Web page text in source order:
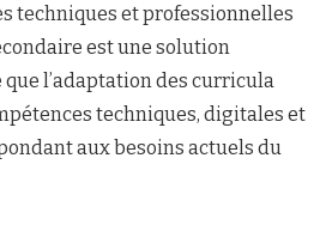
techniques et professionnelles
est une solution
l’adaptation des curricula
techniques, digitales et
aux besoins actuels du